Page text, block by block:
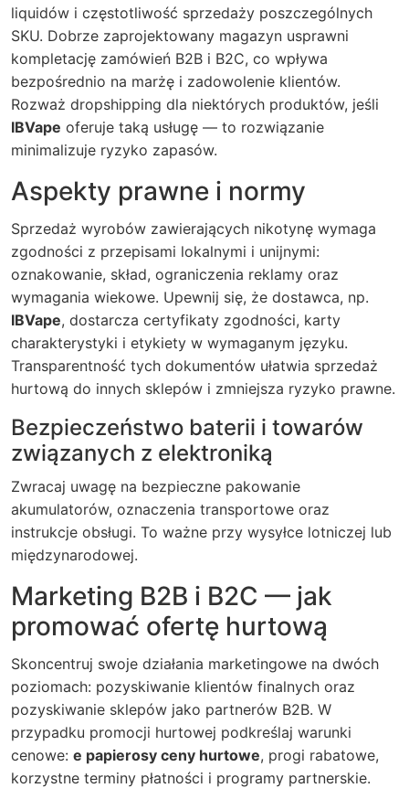
liquidów i częstotliwość sprzedaży poszczególnych
SKU. Dobrze zaprojektowany magazyn usprawni
kompletację zamówień B2B i B2C, co wpływa
bezpośrednio na marżę i zadowolenie klientów.
Rozważ dropshipping dla niektórych produktów, jeśli
IBVape oferuje taką usługę — to rozwiązanie
minimalizuje ryzyko zapasów.
Aspekty prawne i normy
Sprzedaż wyrobów zawierających nikotynę wymaga
zgodności z przepisami lokalnymi i unijnymi:
oznakowanie, skład, ograniczenia reklamy oraz
wymagania wiekowe. Upewnij się, że dostawca, np.
IBVape, dostarcza certyfikaty zgodności, karty
charakterystyki i etykiety w wymaganym języku.
Transparentność tych dokumentów ułatwia sprzedaż
hurtową do innych sklepów i zmniejsza ryzyko prawne.
Bezpieczeństwo baterii i towarów
związanych z elektroniką
Zwracaj uwagę na bezpieczne pakowanie
akumulatorów, oznaczenia transportowe oraz
instrukcje obsługi. To ważne przy wysyłce lotniczej lub
międzynarodowej.
Marketing B2B i B2C — jak
promować ofertę hurtową
Skoncentruj swoje działania marketingowe na dwóch
poziomach: pozyskiwanie klientów finalnych oraz
pozyskiwanie sklepów jako partnerów B2B. W
przypadku promocji hurtowej podkreślaj warunki
cenowe: e papierosy ceny hurtowe, progi rabatowe,
korzystne terminy płatności i programy partnerskie.